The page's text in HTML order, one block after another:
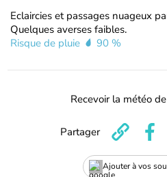
Eclaircies et passages nuageux
Quelques averses faibles.
Risque de pluie
90 %
Recevoir la météo
Ajouter à vos
Partager